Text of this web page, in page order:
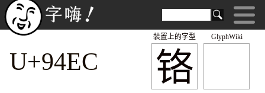
GlyphWiki
铬
裝置上的字型
U+94EC